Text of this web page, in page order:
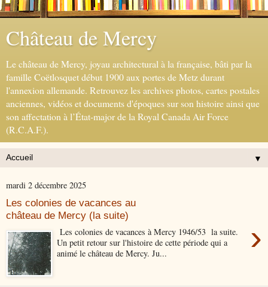
Château de Mercy
Le château de Mercy, joyau architectural à la française, bâti par la
famille Coëtlosquet début 1900 aux portes de Metz durant
l'annexion allemande. Retrouvez les archives photos, cartes postales
anciennes, vidéos et documents d'époques sur son histoire ainsi que
son affectation à l’État-major de la Royal Canada Air Force
(R.C.A.F.).
▼
mardi 2 décembre 2025
Les colonies de vacances au
château de Mercy (la suite)
›
Les colonies de vacances à Mercy 1946/53 la suite.
Un petit retour sur l'histoire de cette période qui a
animé le château de Mercy. Ju...